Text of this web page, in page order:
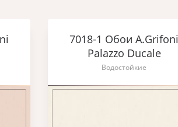
7018-1 Обои A.Grifoni
Palazzo Ducale
Водостойкие